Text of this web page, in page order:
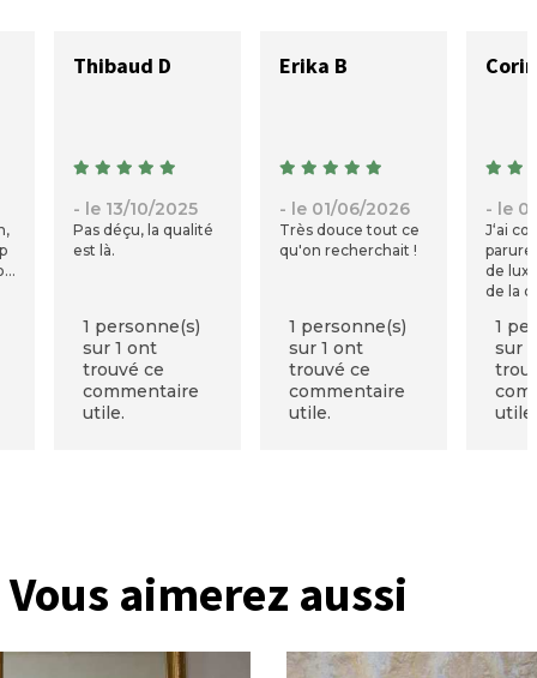
Thibaud D
- le 13/10/2025
Pas déçu, la qualité
est là.
1 personne(s)
sur 1 ont
trouvé ce
commentaire
utile.
Erika B
- le 01/06/2026
Très douce tout ce
qu'on recherchait !
1 personne(s)
sur 1 ont
trouvé ce
commentaire
utile.
- le
J‘ai
de
de la
Je
parle
1
sur
utile.
Vous aimerez aussi